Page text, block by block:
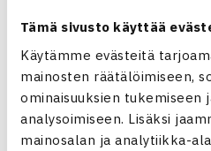
Tämä sivusto käyttää
Käytämme evästeitä
mainosten räätälöimiseen,
ominaisuuksien tukemiseen
analysoimiseen. Lisäksi
mainosalan ja analytiikka-
Jaa: